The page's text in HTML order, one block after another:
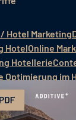
Hotel Marketing
HotelOnline
Hotellerie
Optimierung im
hotel